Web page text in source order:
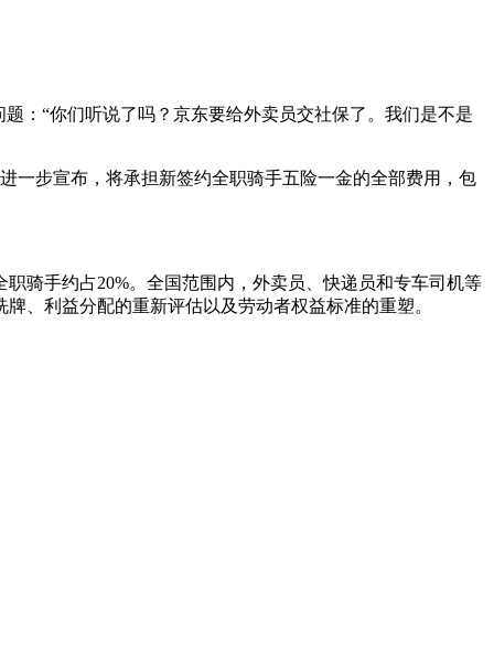
：“你们听说了吗？京东要给外卖员交社保了。我们是不是
一步宣布，将承担新签约全职骑手五险一金的全部费用，包
骑手约占20%。全国范围内，外卖员、快递员和专车司机等
、利益分配的重新评估以及劳动者权益标准的重塑。